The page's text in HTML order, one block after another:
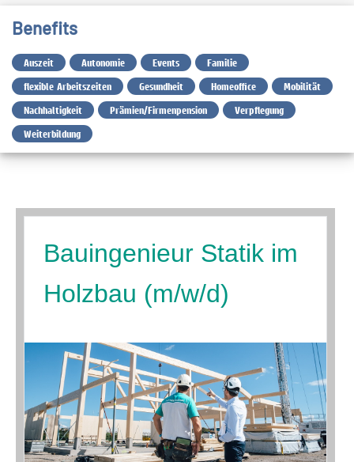
Benefits
Auszeit Autonomie Events
Familie
flexible Arbeitszeiten
Gesundheit Homeoffice
Mobilität
Nachhaltigkeit
Prämien/Firmenpension
Verpflegung
Weiterbildung